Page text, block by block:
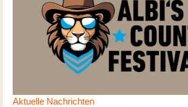
Aktuelle Nachrichten